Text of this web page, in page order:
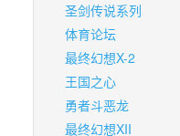
圣剑传说系列
体育论坛
最终幻想X-2
王国之心
勇者斗恶龙
最终幻想XII